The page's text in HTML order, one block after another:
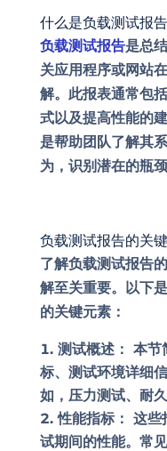
什么是负载测试报
负载测试报告是总
关应用程序或网站
解。此报表通常包
式以及提高性能的
是帮助团队了解其
为，识别潜在的瓶
负载测试报告的关
了解负载测试报告
解至关重要。以下
的关键元素：
测试概述： 本节
标、测试环境详细
如，压力测试、耐久
性能指标： 这些
试期间的性能。常